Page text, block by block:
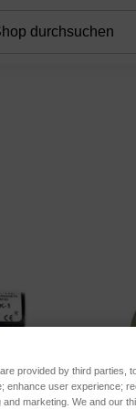
provided by third parties,
enhance user experience;
marketing. We and our